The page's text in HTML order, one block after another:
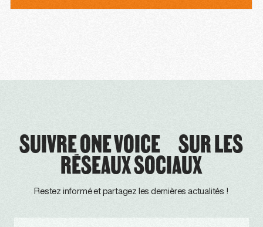
SUIVRE ONE VOICE SUR LES
RÉSEAUX SOCIAUX
Restez informé et partagez les dernières actualités !